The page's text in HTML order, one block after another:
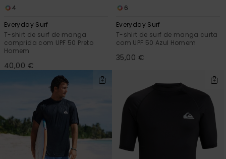
4
Everyday Surf
T-shirt de surf de manga
comprida com UPF 50 Preto
Homem
40,00 €
6
Everyday Surf
T-shirt de surf de manga curta
com UPF 50 Azul Homem
35,00 €